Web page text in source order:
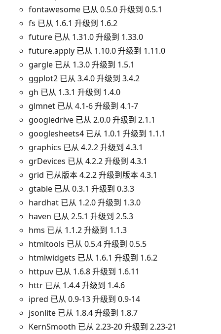
fontawesome 已从 0.5.0 升级到 0.5.1
fs 已从 1.6.1 升级到 1.6.2
future 已从 1.31.0 升级到 1.33.0
future.apply 已从 1.10.0 升级到 1.11.0
gargle 已从 1.3.0 升级到 1.5.1
ggplot2 已从 3.4.0 升级到 3.4.2
gh 已从 1.3.1 升级到 1.4.0
glmnet 已从 4.1-6 升级到 4.1-7
googledrive 已从 2.0.0 升级到 2.1.1
googlesheets4 已从 1.0.1 升级到 1.1.1
graphics 已从 4.2.2 升级到 4.3.1
grDevices 已从 4.2.2 升级到 4.3.1
grid 已从版本 4.2.2 升级到版本 4.3.1
gtable 已从 0.3.1 升级到 0.3.3
hardhat 已从 1.2.0 升级到 1.3.0
haven 已从 2.5.1 升级到 2.5.3
hms 已从 1.1.2 升级到 1.1.3
htmltools 已从 0.5.4 升级到 0.5.5
htmlwidgets 已从 1.6.1 升级到 1.6.2
httpuv 已从 1.6.8 升级到 1.6.11
httr 已从 1.4.4 升级到 1.4.6
ipred 已从 0.9-13 升级到 0.9-14
jsonlite 已从 1.8.4 升级到 1.8.7
KernSmooth 已从 2.23-20 升级到 2.23-21